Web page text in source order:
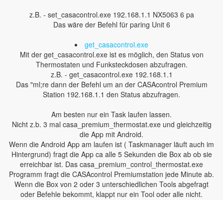
z.B. - set_casacontrol.exe 192.168.1.1 NX5063 6 pa
Das wäre der Befehl für paring Unit 6
get_casacontrol.exe
Mit der get_casacontrol.exe ist es möglich, den Status von
Thermostaten und Funksteckdosen abzufragen.
z.B. - get_casacontrol.exe 192.168.1.1
Das "ml;re dann der Befehl um an der CASAcontrol Premium
Station 192.168.1.1 den Status abzufragen.
Am besten nur ein Task laufen lassen.
Nicht z.b. 3 mal casa_premium_thermostat.exe und gleichzeitig
die App mit Android.
Wenn die Android App am laufen ist ( Taskmanager läuft auch im
Hintergrund) fragt die App ca alle 5 Sekunden die Box ab ob sie
erreichbar ist. Das casa_premium_control_thermostat.exe
Programm fragt die CASAcontrol Premiumstation jede Minute ab.
Wenn die Box von 2 oder 3 unterschiedlichen Tools abgefragt
oder Befehle bekommt, klappt nur ein Tool oder alle nicht.